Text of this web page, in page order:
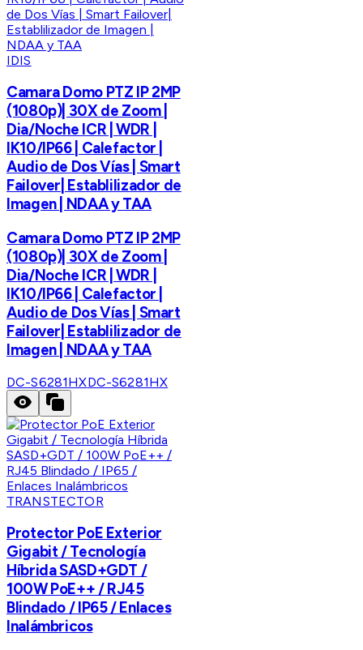
IDIS
Camara Domo PTZ IP 2MP
(1080p)| 30X de Zoom |
Dia/Noche ICR | WDR |
IK10/IP66 | Calefactor |
Audio de Dos Vías | Smart
Failover| Establilizador de
Imagen | NDAA y TAA
Camara Domo PTZ IP 2MP
(1080p)| 30X de Zoom |
Dia/Noche ICR | WDR |
IK10/IP66 | Calefactor |
Audio de Dos Vías | Smart
Failover| Establilizador de
Imagen | NDAA y TAA
DC-S6281HXDC-S6281HX
TRANSTECTOR
Protector PoE Exterior
Gigabit / Tecnología
Híbrida SASD+GDT /
100W PoE++ / RJ45
Blindado / IP65 / Enlaces
Inalámbricos